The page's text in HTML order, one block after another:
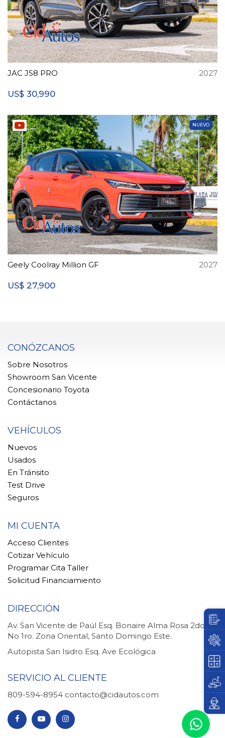
JAC JS8 PRO 2027
US$ 30,990
NUEVO
Geely Coolray Million GF 2027
US$ 27,900
CONÓZCANOS
Sobre Nosotros
Showroom San Vicente
Concesionario Toyota
Contáctanos
VEHÍCULOS
Nuevos
Usados
En Tránsito
Test Drive
Seguros
MI CUENTA
Acceso Clientes
Cotizar Vehículo
Programar Cita Taller
Solicitud Financiamiento
DIRECCIÓN
Av. San Vicente de Paúl Esq. Bonaire Alma Rosa 2do.
No 1ro. Zona Oriental, Santo Domingo Este.
Autopista San Isidro Esq. Ave Ecológica
SERVICIO AL CLIENTE
809-594-8954 contacto@cidautos.com